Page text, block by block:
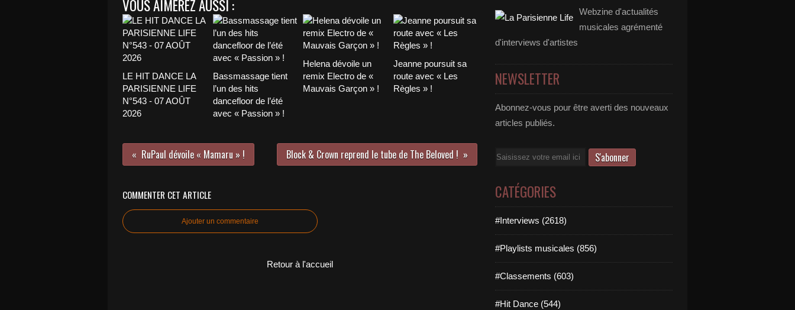
VOUS AIMEREZ AUSSI :
LE HIT DANCE LA
PARISIENNE LIFE
N°543 - 07 AOÛT
2026
Bassmassage tient
l’un des hits
dancefloor de l’été
avec « Passion » !
Helena dévoile un
remix Electro de «
Mauvais Garçon » !
Jeanne poursuit sa
route avec « Les
Règles » !
RuPaul dévoile « Mamaru » ! Block & Crown reprend le tube de The Beloved !
COMMENTER CET ARTICLE
Ajouter un commentaire
Retour à l'accueil
Webzine d'actualités
musicales agrémenté
d'interviews d'artistes
NEWSLETTER
Abonnez-vous pour être averti des nouveaux
articles publiés.
Email
CATÉGORIES
#Interviews (2618)
#Playlists musicales (856)
#Classements (603)
#Hit Dance (544)